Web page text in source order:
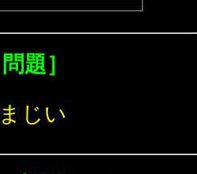
問題］
じい